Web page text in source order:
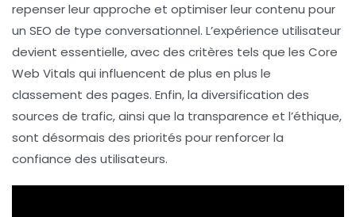
repenser leur approche et optimiser leur contenu pour
un SEO de type conversationnel. L’expérience utilisateur
devient essentielle, avec des critères tels que les Core
Web Vitals qui influencent de plus en plus le
classement des pages. Enfin, la diversification des
sources de trafic, ainsi que la transparence et l’éthique,
sont désormais des priorités pour renforcer la
confiance des utilisateurs.